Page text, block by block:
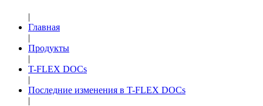
|
Главная
|
Продукты
|
T-FLEX DOCs
|
Последние изменения в T-FLEX DOCs
|